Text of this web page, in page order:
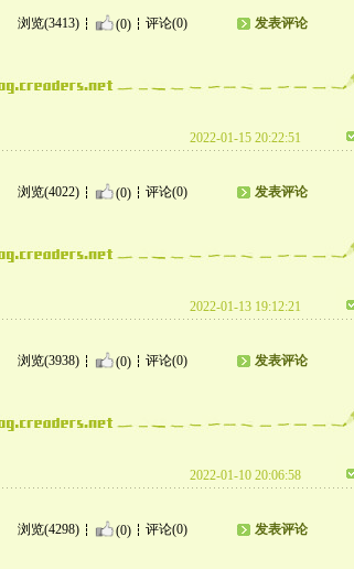
浏览(3413) (0) 评论(0) 发表评论
2022-01-15 20:22:51
浏览(4022) (0) 评论(0) 发表评论
2022-01-13 19:12:21
浏览(3938) (0) 评论(0) 发表评论
2022-01-10 20:06:58
浏览(4298) (0) 评论(0) 发表评论